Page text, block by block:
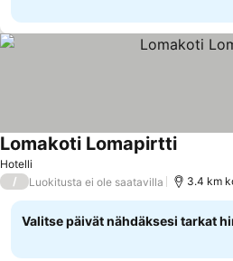
Hotelli
Lomakoti Lomapirtti
/ Luokitusta ei ole saatavilla 3.4 km
Valitse päivät nähdäksesi tarkat